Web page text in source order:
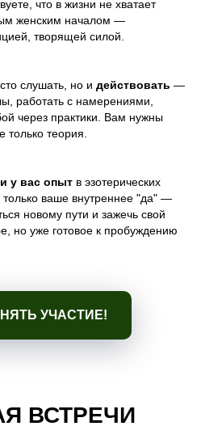
что в жизни не хватает
женским началом —
творящей силой.
слушать, но и действовать —
работать с намерениями,
через практики. Вам нужны
только теория.
у вас опыт в эзотерических
только ваше внутреннее "да" —
новому пути и зажечь свой
но уже готовое к пробуждению
УЧАСТИЕ!
ВСТРЕЧИ